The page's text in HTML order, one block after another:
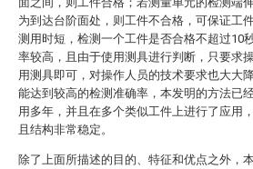
为到达台阶面处，则工件不合格，可保证工
测用时短，检测一个工件是否合格不超过10
率较高，且由于使用测具进行判断，只要求
用测具即可，对操作人员的技术要求也大大
能达到较高的检测准确率，本发明的方法已
用多年，并且在多个类似工件上进行了应用
且结构非常稳定。
除了上面所描述的目的、特征和优点之外，